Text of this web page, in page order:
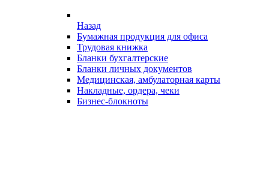
Назад
Бумажная продукция для офиса
Трудовая книжка
Бланки бухгалтерские
Бланки личных документов
Медицинская, амбулаторная карты
Накладные, ордера, чеки
Бизнес-блокноты